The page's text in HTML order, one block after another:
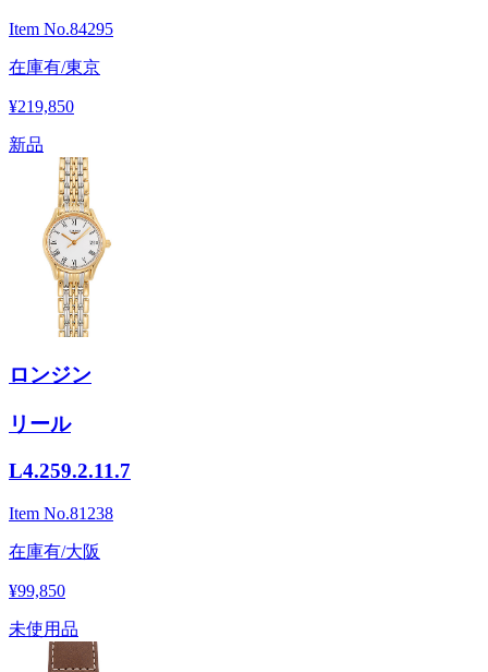
Item No.84295
在庫有/東京
¥219,850
新品
ロンジン
リール
L4.259.2.11.7
Item No.81238
在庫有/大阪
¥99,850
未使用品